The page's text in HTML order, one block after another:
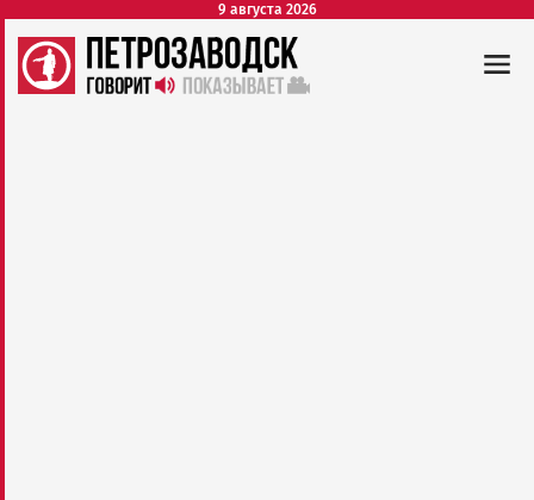
9 августа 2026